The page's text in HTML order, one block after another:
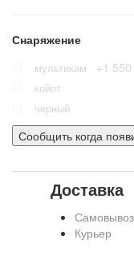
Снаряжение
мультикам +1
койот
черный
Сообщить когда
Доставка
Самовывоз
Курьер